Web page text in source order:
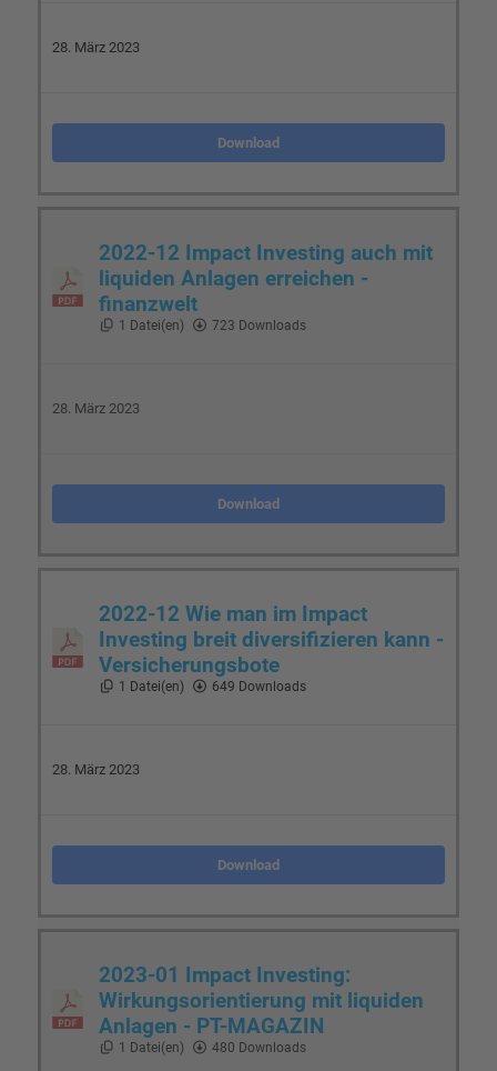
28. März 2023
Download
2022-12 Impact Investing auch mit
liquiden Anlagen erreichen -
finanzwelt
1 Datei(en) 723 Downloads
28. März 2023
Download
2022-12 Wie man im Impact
Investing breit diversifizieren kann -
Versicherungsbote
1 Datei(en) 649 Downloads
28. März 2023
Download
2023-01 Impact Investing:
Wirkungsorientierung mit liquiden
Anlagen - PT-MAGAZIN
1 Datei(en) 480 Downloads